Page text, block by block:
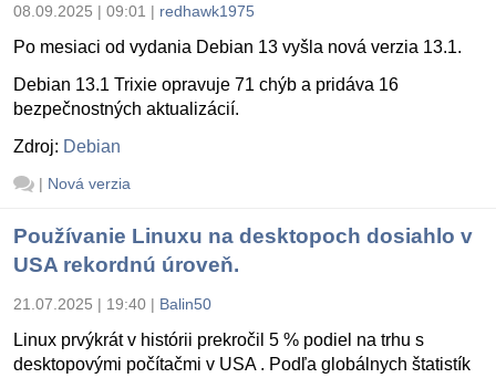
08.09.2025 | 09:01 | redhawk1975
Po mesiaci od vydania Debian 13 vyšla nová verzia 13.1.
Debian 13.1 Trixie opravuje 71 chýb a pridáva 16
bezpečnostných aktualizácií.
Zdroj: Debian
| Nová verzia
Používanie Linuxu na desktopoch dosiahlo v
USA rekordnú úroveň.
21.07.2025 | 19:40 | Balin50
Linux prvýkrát v histórii prekročil 5 % podiel na trhu s
desktopovými počítačmi v USA . Podľa globálnych štatistík